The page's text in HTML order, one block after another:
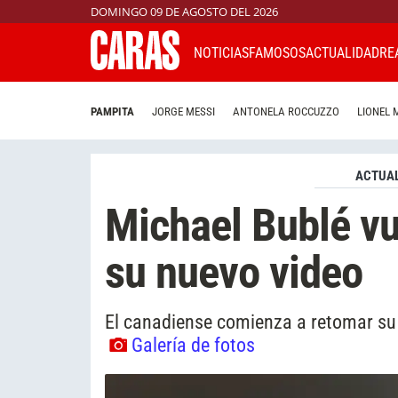
DOMINGO 09 DE AGOSTO DEL 2026
NOTICIASFAMOSOSACTUALIDAD
PAMPITA JORGE MESSI ANTONELA ROCCUZZO LIONEL
Michael Bublé
su nuevo video
El canadiense comienza a retomar
Galería de fotos